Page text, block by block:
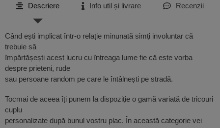
Descriere Info util și livrare Recenzii
Când ești implicat într-o relație minunată simți involuntar că
trebuie să
împărtășești acest lucru cu întreaga lume fie că este vorba
despre prieteni, rude
sau persoane random pe care le întâlnești pe stradă.
Tocmai de aceea îți punem la dispoziție o gamă variată de tricouri
cuplu
personalizate după bunul vostru plac. În această categorie vei